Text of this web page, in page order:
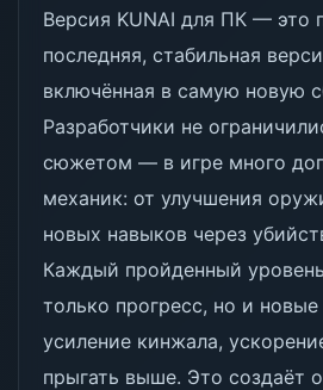
Версия KUNAI для ПК — это
последняя, стабильная
включённая в самую новую
Разработчики не
сюжетом — в игре много
механик: от улучшения
новых навыков через
Каждый пройденный
только прогресс, но и
усиление кинжала,
прыгать выше. Это создаёт